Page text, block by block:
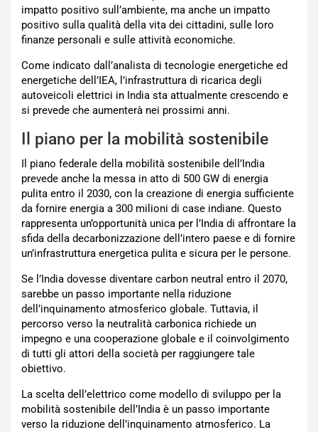
impatto positivo sull’ambiente, ma anche un impatto
positivo sulla qualità della vita dei cittadini, sulle loro
finanze personali e sulle attività economiche.
Come indicato dall’analista di tecnologie energetiche ed
energetiche dell’IEA, l’infrastruttura di ricarica degli
autoveicoli elettrici in India sta attualmente crescendo e
si prevede che aumenterà nei prossimi anni.
Il piano per la mobilità sostenibile
Il piano federale della mobilità sostenibile dell’India
prevede anche la messa in atto di 500 GW di energia
pulita entro il 2030, con la creazione di energia sufficiente
da fornire energia a 300 milioni di case indiane. Questo
rappresenta un’opportunità unica per l’India di affrontare la
sfida della decarbonizzazione dell’intero paese e di fornire
un’infrastruttura energetica pulita e sicura per le persone.
Se l’India dovesse diventare carbon neutral entro il 2070,
sarebbe un passo importante nella riduzione
dell’inquinamento atmosferico globale. Tuttavia, il
percorso verso la neutralità carbonica richiede un
impegno e una cooperazione globale e il coinvolgimento
di tutti gli attori della società per raggiungere tale
obiettivo.
La scelta dell’elettrico come modello di sviluppo per la
mobilità sostenibile dell’India è un passo importante
verso la riduzione dell’inquinamento atmosferico. La